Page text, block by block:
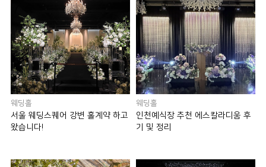
웨딩홀
서울 웨딩스퀘어 강변 홀계약 하고
왔습니다!
웨딩홀
인천예식장 추천 에스칼라디움 후
기 및 정리